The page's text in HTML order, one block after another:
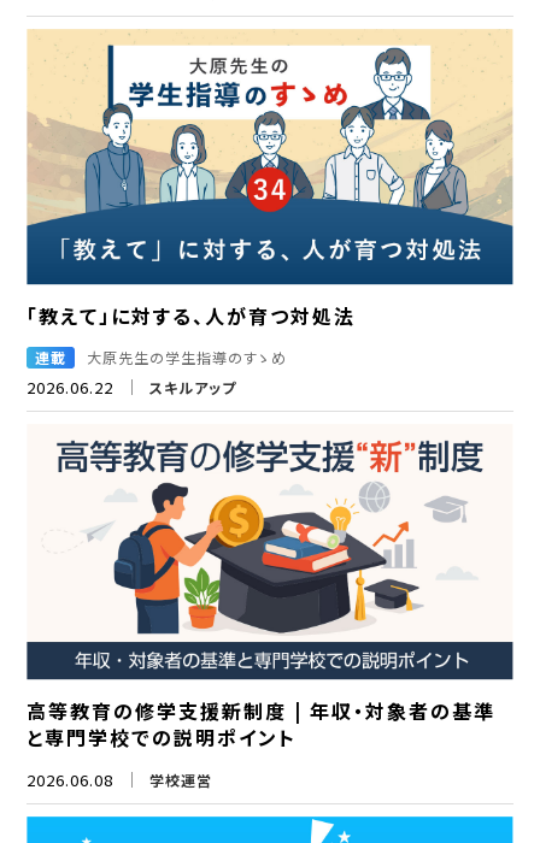
「教えて」に対する、人が育つ対処法
2026.06.22 スキルアップ
連載 大原先生の学生指導のすゝめ
高等教育の修学支援新制度 | 年収・対象者の基準
と専門学校での説明ポイント
2026.06.08 学校運営